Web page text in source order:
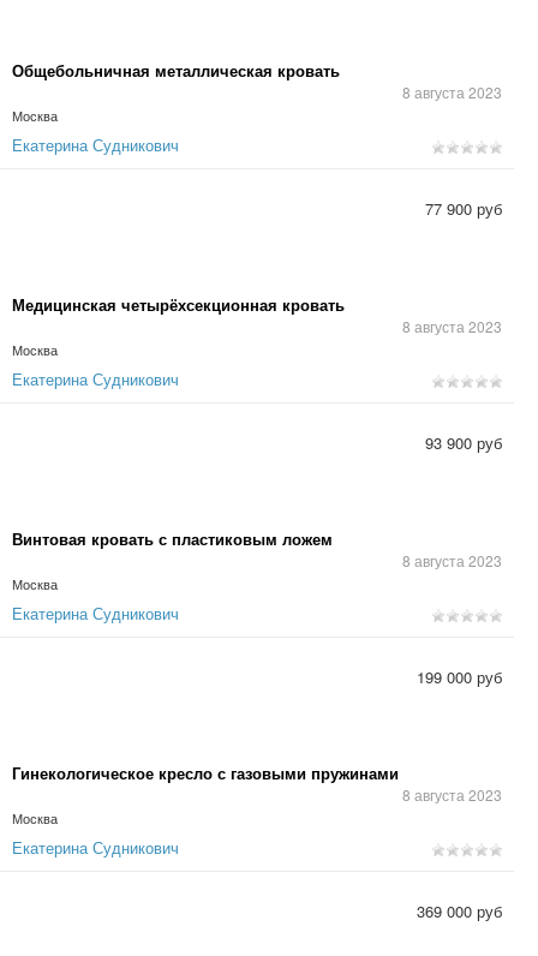
Общебольничная металлическая кровать
8 августа 2023
Москва
Екатерина Судникович
Медицинская четырёхсекционная кровать
8 августа 2023
Москва
77 900 руб
Екатерина Судникович
Винтовая кровать с пластиковым ложем
8 августа 2023
Москва
93 900 руб
Екатерина Судникович
Гинекологическое кресло с газовыми пружинами
8 августа 2023
Москва
199 000 руб
Екатерина Судникович
369 000 руб